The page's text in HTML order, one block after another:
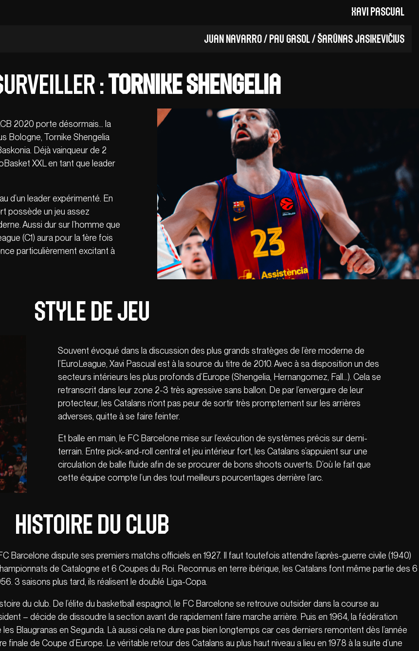
Xavi Pascual
Juan Navarro / Pau Gasol / Šarūnas Jasikevičius
:Tornike Shengelia
2020 porte désormais… la
Bologne, Tornike Shengelia
Déjà vainqueur de 2
XXL en tant que leader
d’un leader expérimenté. En
possède un jeu assez
Aussi dur sur l’homme que
(C1) aura pour la 1ère fois
particulièrement excitant à
Style de jeu
Souvent évoqué dans la discussion des plus grands stratèges de l’ère moderne de
l’EuroLeague, Xavi Pascual est à la source du titre de 2010. Avec à sa disposition un des
secteurs intérieurs les plus profonds d’Europe (Shengelia, Hernangomez, Fall…). Cela se
retranscrit dans leur zone 2-3 très agressive sans ballon. De par l’envergure de leur
protecteur, les Catalans n’ont pas peur de sortir très promptement sur les arrières
adverses, quitte à se faire feinter.
Et balle en main, le FC Barcelone mise sur l’exécution de systèmes précis sur demi-
terrain. Entre pick-and-roll central et jeu intérieur fort, les Catalans s’appuient sur une
circulation de balle fluide afin de se procurer de bons shoots ouverts. D’où le fait que
cette équipe compte l’un des tout meilleurs pourcentages derrière l’arc.
Histoire du club
Barcelone dispute ses premiers matchs officiels en 1927. Il faut toutefois attendre l’après-guerre civile (1940)
de Catalogne et 6 Coupes du Roi. Reconnus en terre ibérique, les Catalans font même partie des 6
3 saisons plus tard, ils réalisent le doublé Liga-Copa.
du club. De l’élite du basketball espagnol, le FC Barcelone se retrouve outsider dans la course au
– décide de dissoudre la section avant de rapidement faire marche arrière. Puis en 1964, la fédération
Blaugranas en Segunda. Là aussi cela ne dure pas bien longtemps car ces derniers remontent dès l’année
finale de Coupe d’Europe. Le véritable retour des Catalans au plus haut niveau a lieu en 1978 à la suite d’une